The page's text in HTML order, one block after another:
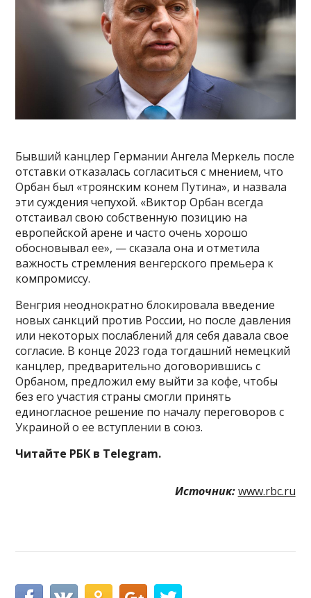
Бывший канцлер Германии Ангела Меркель после
отставки отказалась согласиться с мнением, что
Орбан был «троянским конем Путина», и назвала
эти суждения чепухой. «Виктор Орбан всегда
отстаивал свою собственную позицию на
европейской арене и часто очень хорошо
обосновывал ее», — сказала она и отметила
важность стремления венгерского премьера к
компромиссу.
Венгрия неоднократно блокировала введение
новых санкций против России, но после давления
или некоторых послаблений для себя давала свое
согласие. В конце 2023 года тогдашний немецкий
канцлер, предварительно договорившись с
Орбаном, предложил ему выйти за кофе, чтобы
без его участия страны смогли принять
единогласное решение по началу переговоров с
Украиной о ее вступлении в союз.
Читайте РБК в Telegram.
Источник: www.rbc.ru